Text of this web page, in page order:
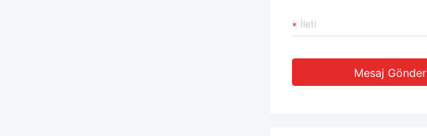
Mesaj Gönder